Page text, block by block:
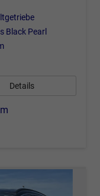
Black Pearl
Details